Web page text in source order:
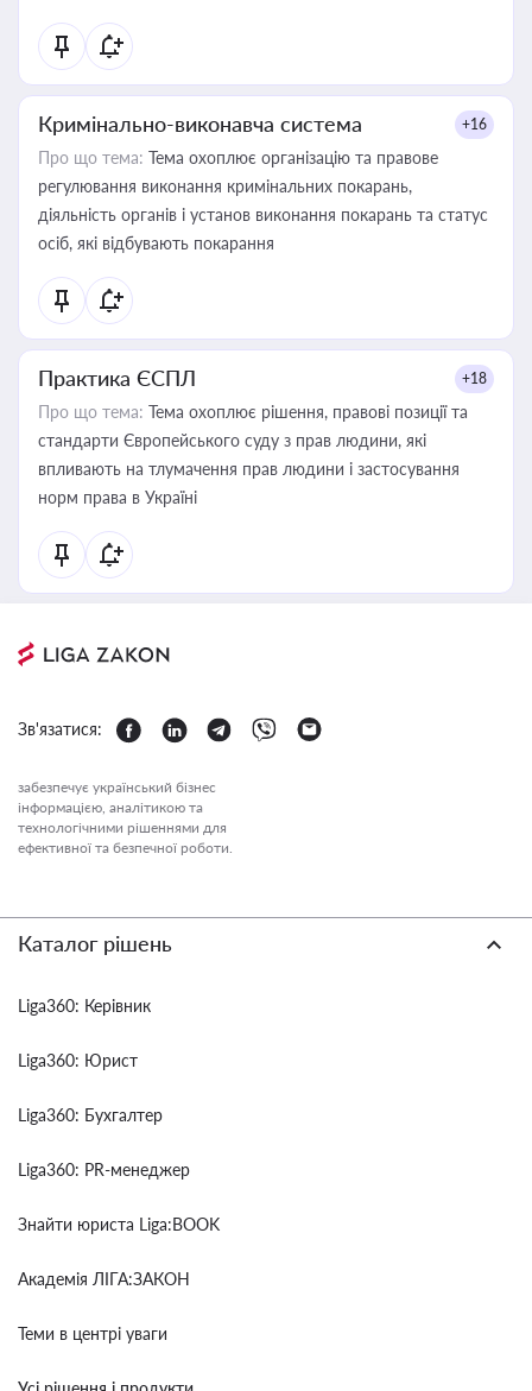
Кримінально-виконавча система +16
Про що тема: Тема охоплює організацію та правове
регулювання виконання кримінальних покарань,
діяльність органів і установ виконання покарань та статус
осіб, які відбувають покарання
Практика ЄСПЛ +18
Про що тема: Тема охоплює рішення, правові позиції та
стандарти Європейського суду з прав людини, які
впливають на тлумачення прав людини і застосування
норм права в Україні
Зв'язатися:
забезпечує український бізнес
інформацією, аналітикою та
технологічними рішеннями для
ефективної та безпечної роботи.
Каталог рішень
Liga360: Керівник
Liga360: Юрист
Liga360: Бухгалтер
Liga360: PR-менеджер
Знайти юриста Liga:BOOK
Академія ЛІГА:ЗАКОН
Теми в центрі уваги